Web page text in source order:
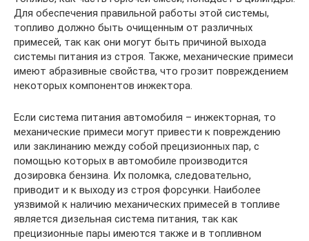
Для обеспечения правильной работы этой системы,
топливо должно быть очищенным от различных
примесей, так как они могут быть причиной выхода
системы питания из строя. Также, механические примеси
имеют абразивные свойства, что грозит повреждением
некоторых компонентов инжектора.
Если система питания автомобиля – инжекторная, то
механические примеси могут привести к повреждению
или заклинанию между собой прецизионных пар, с
помощью которых в автомобиле производится
дозировка бензина. Их поломка, следовательно,
приводит и к выходу из строя форсунки. Наиболее
уязвимой к наличию механических примесей в топливе
является дизельная система питания, так как
прецизионные пары имеются также и в топливном